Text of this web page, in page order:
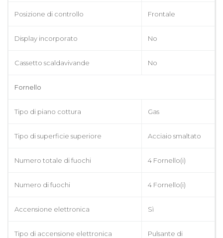
Posizione di controllo Frontale
Display incorporato No
Cassetto scaldavivande No
Fornello
Tipo di piano cottura Gas
Tipo di superficie superiore Acciaio smaltato
Numero totale di fuochi 4 Fornello(i)
Numero di fuochi 4 Fornello(i)
Accensione elettronica Sì
Tipo di accensione elettronica
Pulsante di